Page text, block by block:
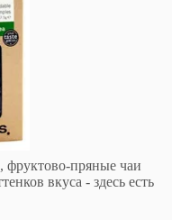
фруктово-пряные чаи
вкуса - здесь есть